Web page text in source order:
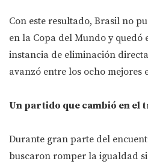
Con este resultado, Brasil no
en la Copa del Mundo y
instancia de eliminación
avanzó entre los ocho mejores
Un partido que cambió en el
Durante gran parte del
buscaron romper la igualdad